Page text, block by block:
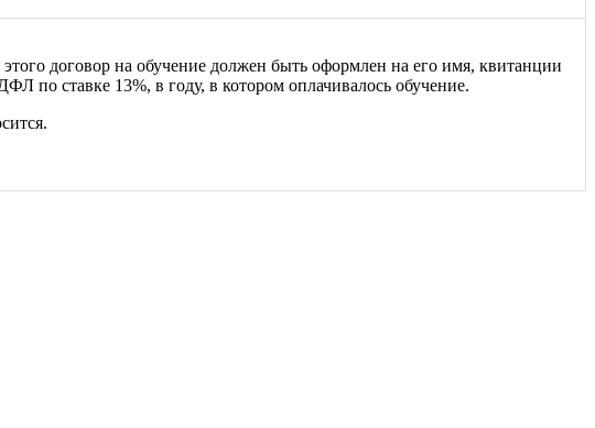
договор на обучение должен быть оформлен на его имя, квитанции
по ставке 13%, в году, в котором оплачивалось обучение.